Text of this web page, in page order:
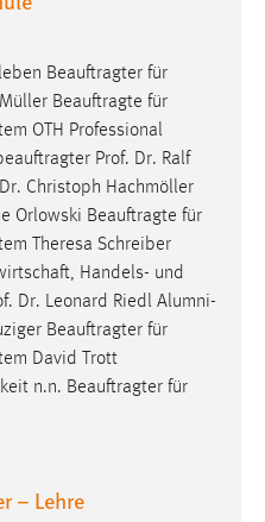
Beauftragter für
Beauftragte für
OTH Professional
Prof. Dr. Ralf
Christoph Hachmöller
Orlowski Beauftragte für
Theresa Schreiber
Handels- und
Dr. Leonard Riedl Alumni-
Beauftragter für
David Trott
n.n. Beauftragter für
– Lehre
anonym.
uns zu verstehen, wie
nutzen.